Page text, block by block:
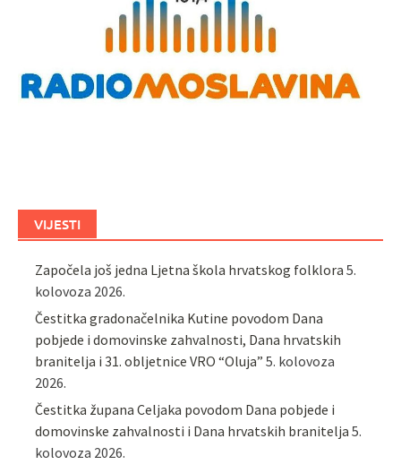
VIJESTI
Započela još jedna Ljetna škola hrvatskog folklora 5.
kolovoza 2026.
Čestitka gradonačelnika Kutine povodom Dana
pobjede i domovinske zahvalnosti, Dana hrvatskih
branitelja i 31. obljetnice VRO “Oluja” 5. kolovoza
2026.
Čestitka župana Celjaka povodom Dana pobjede i
domovinske zahvalnosti i Dana hrvatskih branitelja 5.
kolovoza 2026.